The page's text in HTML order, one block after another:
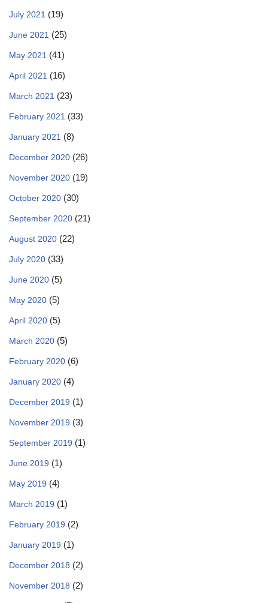
July 2021 (19)
June 2021 (25)
May 2021 (41)
April 2021 (16)
March 2021 (23)
February 2021 (33)
January 2021 (8)
December 2020 (26)
November 2020 (19)
October 2020 (30)
September 2020 (21)
August 2020 (22)
July 2020 (33)
June 2020 (5)
May 2020 (5)
April 2020 (5)
March 2020 (5)
February 2020 (6)
January 2020 (4)
December 2019 (1)
November 2019 (3)
September 2019 (1)
June 2019 (1)
May 2019 (4)
March 2019 (1)
February 2019 (2)
January 2019 (1)
December 2018 (2)
November 2018 (2)